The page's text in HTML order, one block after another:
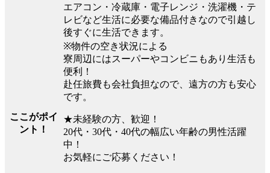
ここがポイ
ント！
エアコン・冷蔵庫・電子レンジ・洗濯機・テ
レビなど生活に必要な備品付きなので引越し
後すぐに生活できます。
※物件の空き状況による
寮周辺にはスーパーやコンビニもあり生活も
便利！
赴任旅費も会社負担なので、遠方の方も安心
です。
★未経験の方、歓迎！
20代・30代・40代の幅広い年齢の男性活躍
中！
お気軽にご応募ください！